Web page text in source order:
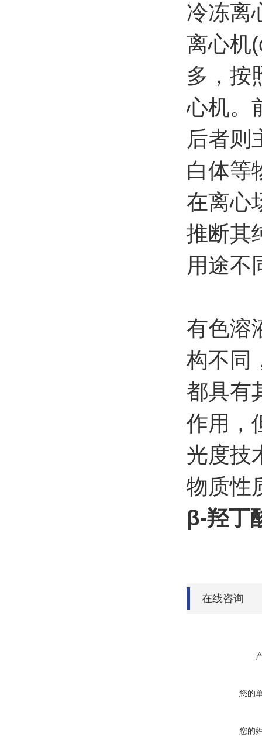
冷冻离
离心机
多，按
心机。
后者则
白体等
在离心
推断其
用途不
有色溶
构不同
都具有
作用，
光度技
物质性
β-羟丁
在线咨询
您的
您的